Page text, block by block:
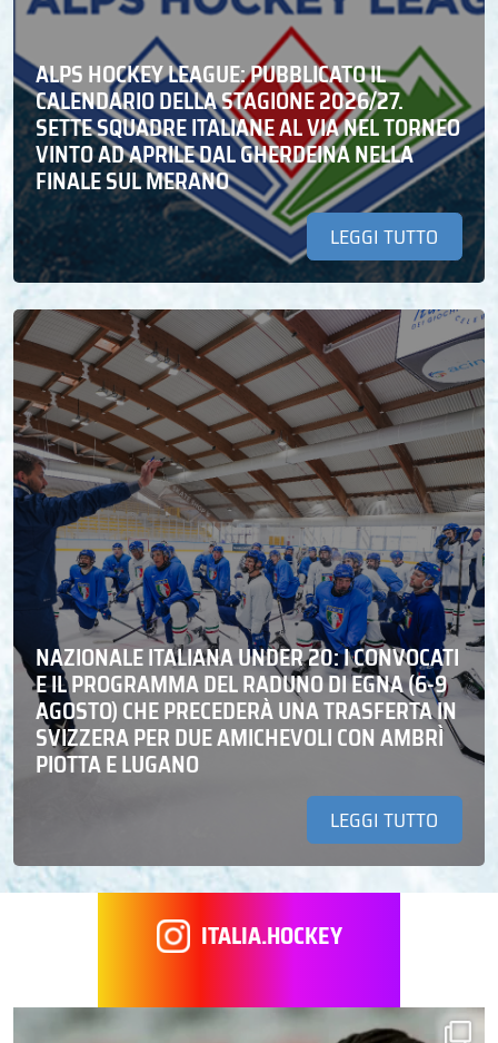
ALPS HOCKEY LEAGUE: PUBBLICATO IL
CALENDARIO DELLA STAGIONE 2026/27.
SETTE SQUADRE ITALIANE AL VIA NEL TORNEO
VINTO AD APRILE DAL GHERDEINA NELLA
FINALE SUL MERANO
LEGGI TUTTO
NAZIONALE ITALIANA UNDER 20: I CONVOCATI
E IL PROGRAMMA DEL RADUNO DI EGNA (6-9
AGOSTO) CHE PRECEDERÀ UNA TRASFERTA IN
SVIZZERA PER DUE AMICHEVOLI CON AMBRÌ
PIOTTA E LUGANO
LEGGI TUTTO
ITALIA.HOCKEY